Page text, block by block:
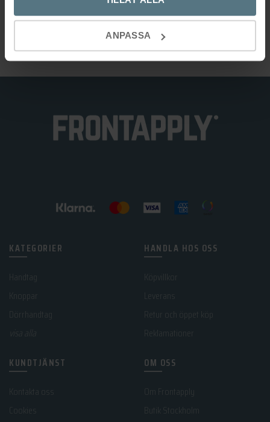
ANPASSA
KATEGORIER
Handtag
Dörrhandtag
HANDLA HOS OSS
Retur och öppet köp
Reklamationer
KUNDTJÄNST
Kontakta oss
OM OSS
Om Frontapply
Butik Stockholm